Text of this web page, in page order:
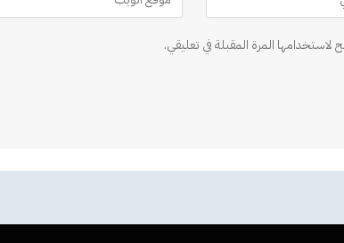
لاستخدامها المرة المقبلة في تعليقي.